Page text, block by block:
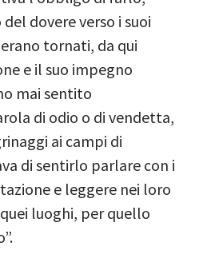
dovere verso i suoi
tornati, da qui
e il suo impegno
mai sentito
di odio o di vendetta,
ai campi di
di sentirlo parlare con i
e leggere nei loro
luoghi, per quello